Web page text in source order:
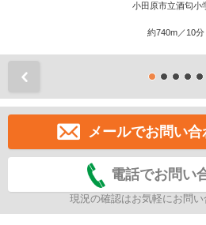
小田原市立酒匂小
約740m／10分
メールでお問い
電話でお問い
現況の確認はお気軽にお問い